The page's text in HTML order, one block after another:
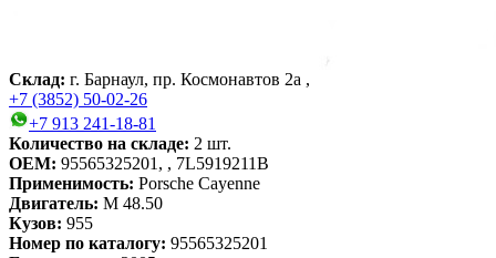
Склад: г. Барнаул, пр. Космонавтов 2а ,
+7 (3852) 50-02-26
+7 913 241-18-81
Количество на складе: 2 шт.
OEM: 95565325201, , 7L5919211B
Применимость: Porsche Cayenne
Двигатель: M 48.50
Кузов: 955
Номер по каталогу: 95565325201